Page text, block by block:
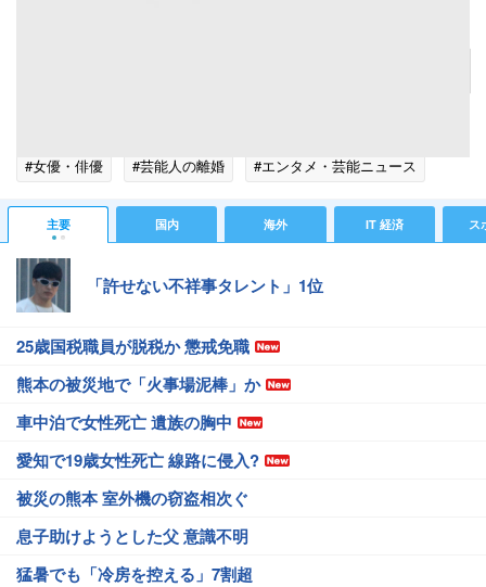
#女優・俳優
#芸能人の離婚 #エンタメ・芸能ニュース
主要 国内 海外 IT 経済 ス
「許せない不祥事タレント」1位
25歳国税職員が脱税か 懲戒免職
熊本の被災地で「火事場泥棒」か
車中泊で女性死亡 遺族の胸中
愛知で19歳女性死亡 線路に侵入?
被災の熊本 室外機の窃盗相次ぐ
息子助けようとした父 意識不明
猛暑でも「冷房を控える」7割超